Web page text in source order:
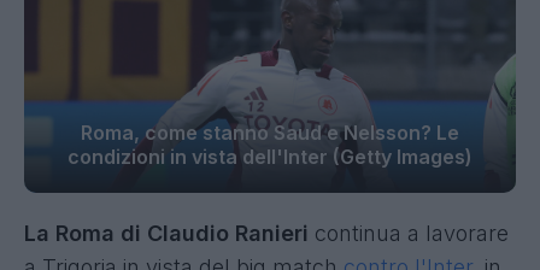
Roma, come stanno Saud e Nelsson? Le
condizioni in vista dell'Inter (Getty Images)
La Roma di Claudio Ranieri continua a lavorare